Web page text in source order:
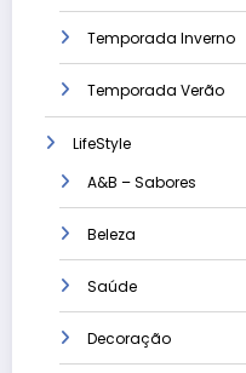
Temporada Inverno
Temporada Verão
LifeStyle
A&B – Sabores
Beleza
Saúde
Decoração